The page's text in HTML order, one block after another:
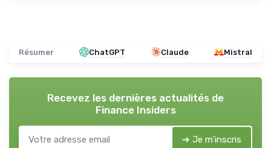
Résumer ChatGPT Claude Mistral
Recevez les dernières actualités de
Finance Insiders
➔ Je m'inscris